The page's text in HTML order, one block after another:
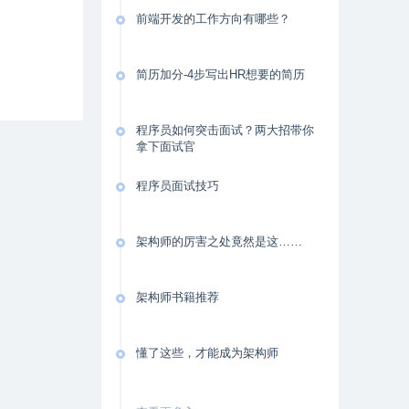
前端开发的工作方向有哪些？
简历加分-4步写出HR想要的简历
程序员如何突击面试？两大招带你
拿下面试官
程序员面试技巧
架构师的厉害之处竟然是这……
架构师书籍推荐
懂了这些，才能成为架构师